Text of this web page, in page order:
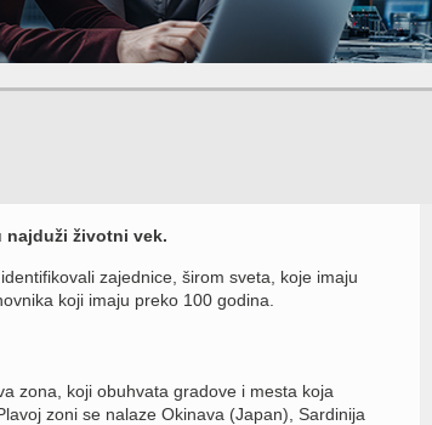
najduži životni vek.
zajednice, širom sveta, koje imaju
koji imaju preko 100 godina.
zona, koji obuhvata gradove i mesta koja
zoni se nalaze Okinava (Japan), Sardinija